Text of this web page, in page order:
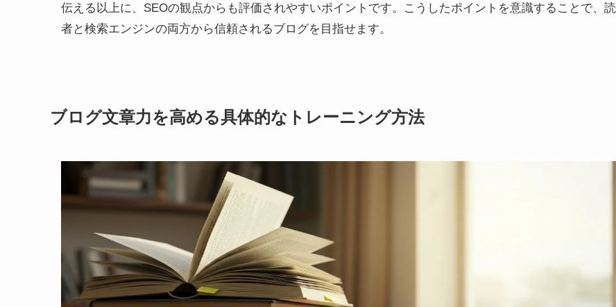
伝える以上に、SEOの観点からも評価されやすいポイントです。こうしたポイントを意識することで、読
者と検索エンジンの両方から信頼されるブログを目指せます。
ブログ文章力を高める具体的なトレーニング方法